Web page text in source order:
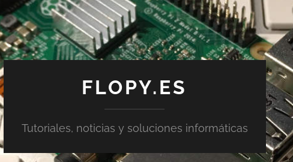
FLOPY.ES
Tutoriales, noticias y soluciones informáticas